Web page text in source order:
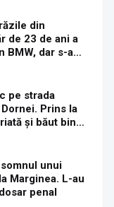
din
de 23 de ani a
BMW, dar s-a
strada
pe strada
Prins la
și băut bine,
unui
Marginea. L-au
penal